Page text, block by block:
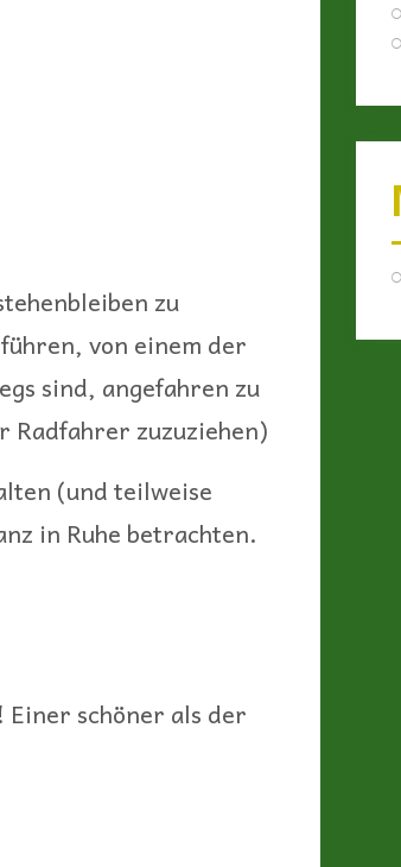
zu
von einem der
sind, angefahren zu
Radfahrer zuzuziehen)
(und teilweise
in Ruhe betrachten.
schöner als der